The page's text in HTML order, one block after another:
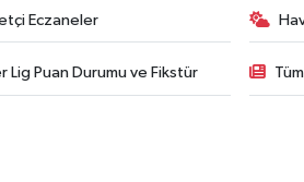
Eczaneler
Lig Puan Durumu ve Fikstür